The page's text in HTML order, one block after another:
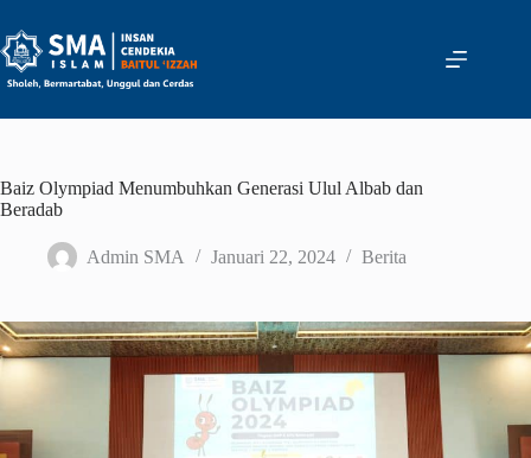
content
Baiz Olympiad Menumbuhkan Generasi Ulul Albab dan
Beradab
Admin SMA Januari 22, 2024 Berita